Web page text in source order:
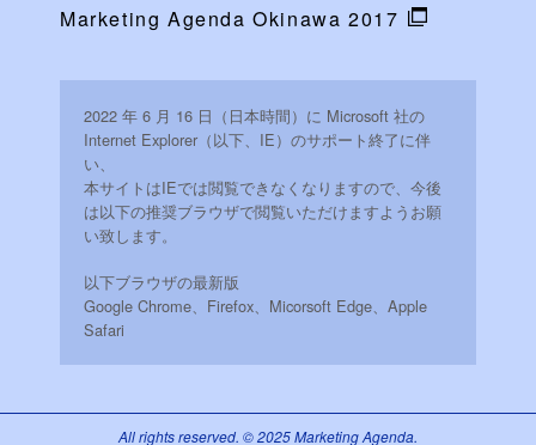
Marketing Agenda Okinawa 2017
2022 年 6 月 16 日（日本時間）に Microsoft 社の
Internet Explorer（以下、IE）のサポート終了に伴
い、
本サイトはIEでは閲覧できなくなりますので、今後
は以下の推奨ブラウザで閲覧いただけますようお願
い致します。
以下ブラウザの最新版
Google Chrome、Firefox、Micorsoft Edge、Apple
Safari
All rights reserved. © 2025 Marketing Agenda.